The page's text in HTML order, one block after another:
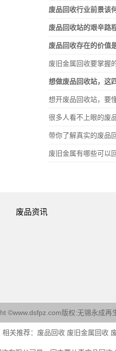
废品回收行业前景该
废品回收站的艰辛路
废品回收存在的价值
废旧金属回收要掌握
想做废品回收站，这
想开废品回收站，要
很多人看不上眼的废
带你了解真实的废品
废旧金属有哪些可以
废品资讯
©www.dsfpz.com版权:无锡永成再
相关推荐： 废品回收 废旧金属回收